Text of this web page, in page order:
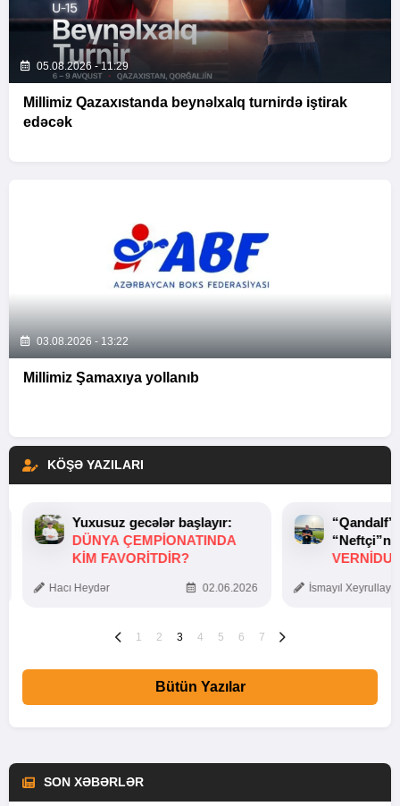
05.08.2026 - 11:29
Millimiz Qazaxıstanda beynəlxalq turnirdə iştirak
edəcək
03.08.2026 - 13:22
Millimiz Şamaxıya yollanıb
KÖŞƏ YAZILARI
Yuxusuz gecələr başlayır:
DÜNYA ÇEMPIONATINDA
KIM FAVORITDIR?
Hacı Heydər 02.06.2026 İsmayıl
1 2 3 4 5 6 7
Bütün Yazılar
SON XƏBƏRLƏR